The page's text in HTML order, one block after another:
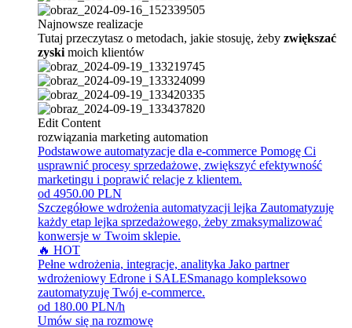
Najnowsze realizacje
Tutaj przeczytasz o metodach, jakie stosuję, żeby zwiększać
zyski moich klientów
Edit Content
rozwiązania marketing automation
Podstawowe automatyzacje dla e-commerce Pomogę Ci
usprawnić procesy sprzedażowe, zwiększyć efektywność
marketingu i poprawić relacje z klientem.
od 4950.00 PLN
Szczegółowe wdrożenia automatyzacji lejka Zautomatyzuję
każdy etap lejka sprzedażowego, żeby zmaksymalizować
konwersje w Twoim sklepie.
🔥 HOT
Pełne wdrożenia, integracje, analityka Jako partner
wdrożeniowy Edrone i SALESmanago kompleksowo
zautomatyzuję Twój e-commerce.
od 180.00 PLN/h
Umów się na rozmowę